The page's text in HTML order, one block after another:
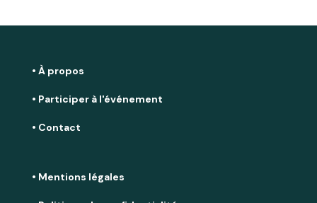
• À propos
• Participer à l'événement
• Contact
• Mentions légales